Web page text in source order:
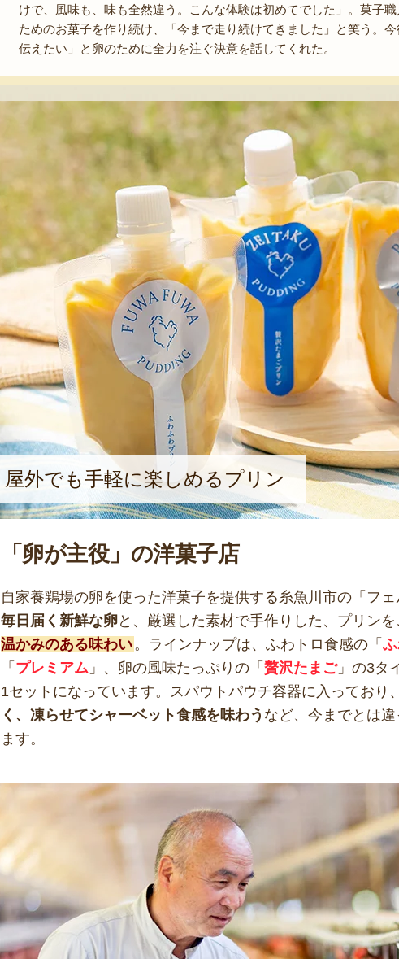
けで、風味も、味も全然違う。こんな体験は初めてでした」。菓子
ためのお菓子を作り続け、「今まで走り続けてきました」と笑う。
伝えたい」と卵のために全力を注ぐ決意を話してくれた。
屋外でも手軽に楽しめるプリン
「卵が主役」の洋菓子店
自家養鶏場の卵を使った洋菓子を提供する糸魚川市の「フェ
毎日届く新鮮な卵と、厳選した素材で手作りした、プリンを
温かみのある味わい。ラインナップは、ふわトロ食感の「
「 プレミアム 」、卵の風味たっぷりの「 贅沢たまご」の3タ
1セットになっています。スパウトパウチ容器に入っており、
く、凍らせてシャーベット食感を味わう など、今までとは
ます。